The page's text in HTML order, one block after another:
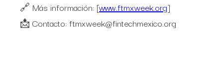
🔗 Más información: [www.ftmxweek.org]
📩 Contacto: ftmxweek@fintechmexico.org